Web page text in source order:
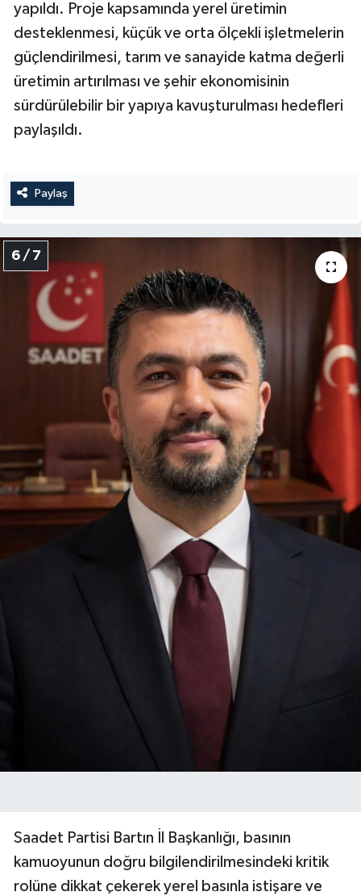
yapıldı. Proje kapsamında yerel üretimin
desteklenmesi, küçük ve orta ölçekli işletmelerin
güçlendirilmesi, tarım ve sanayide katma değerli
üretimin artırılması ve şehir ekonomisinin
sürdürülebilir bir yapıya kavuşturulması hedefleri
paylaşıldı.
Paylaş
6 / 7
Saadet Partisi Bartın İl Başkanlığı, basının
kamuoyunun doğru bilgilendirilmesindeki kritik
rolüne dikkat çekerek yerel basınla istişare ve